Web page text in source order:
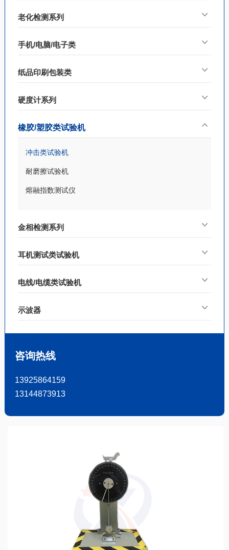
老化检测系列
手机/电脑/电子类
纸品印刷包装类
硬度计系列
橡胶/塑胶类试验机
冲击类试验机
耐磨擦试验机
熔融指数测试仪
金相检测系列
耳机测试类试验机
电线/电缆类试验机
示波器
咨询热线
13925864159
13144873913